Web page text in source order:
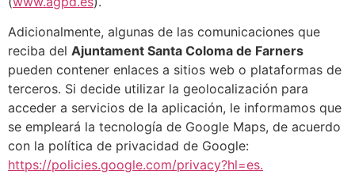
Adicionalmente, algunas de las comunicaciones que
reciba del Ajuntament Santa Coloma de Farners
pueden contener enlaces a sitios web o plataformas de
terceros. Si decide utilizar la geolocalización para
acceder a servicios de la aplicación, le informamos que
se empleará la tecnología de Google Maps, de acuerdo
con la política de privacidad de Google:
https://policies.google.com/privacy?hl=es.